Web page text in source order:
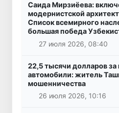
Саида Мирзиёева:
модернистской
Список всемирного
большая победа
27 июля 2026, 08:40
22,5 тысячи долларов
автомобили: житель
мошенничества
26 июля 2026, 10:16